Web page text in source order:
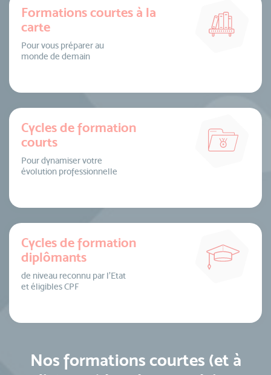
Formations courtes à la
carte
Pour vous préparer au
monde de demain
Cycles de formation
courts
Pour dynamiser votre
évolution professionnelle
Cycles de formation
diplômants
de niveau reconnu par l’Etat
et éligibles CPF
Nos formations courtes (et à